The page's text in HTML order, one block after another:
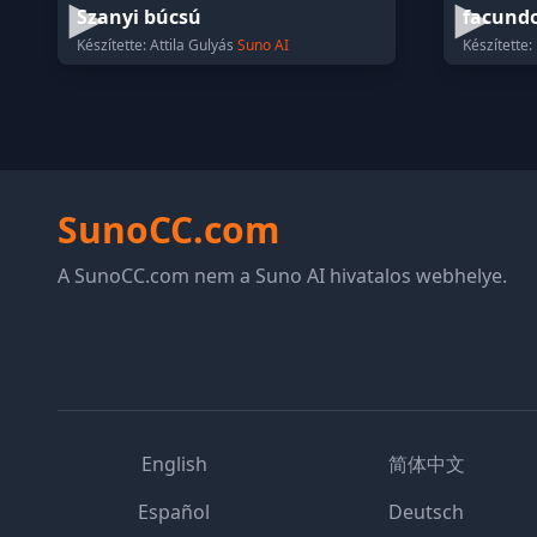
Szanyi búcsú
Készítette: Attila Gulyás Suno AI
SunoCC.com
A SunoCC.com nem a Suno AI hivatalos webhelye.
English
简体中文
Español
Deutsch